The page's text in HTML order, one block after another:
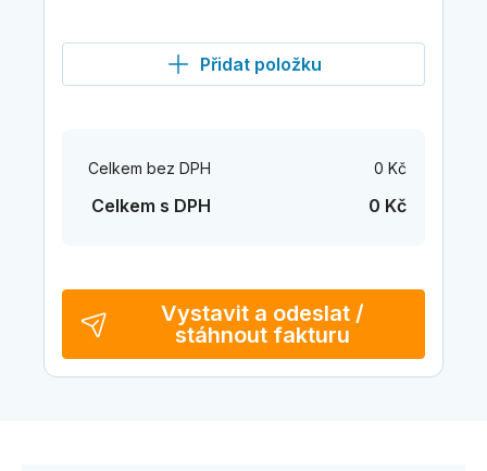
Přidat položku
Celkem bez DPH 0 Kč
Celkem s DPH 0 Kč
Vystavit a odeslat /
stáhnout fakturu